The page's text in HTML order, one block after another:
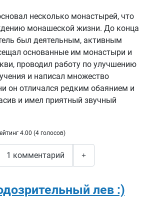
несколько монастырей, что
монашеской жизни. До конца
был деятельным, активным
основанные им монастыри и
проводил работу по улучшению
и написал множество
он отличался редким обаянием и
и имел приятный звучный
4.00 (4 голосов)
1 комментарий
лев :)